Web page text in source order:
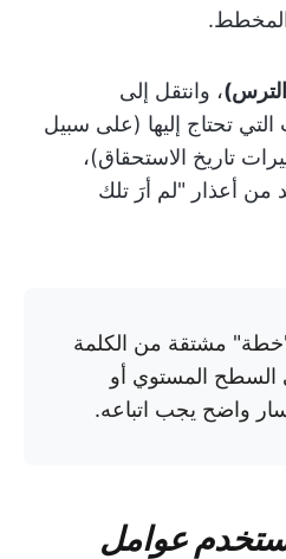
المخطط.
الترس)، وانتقل إلى
التي تحتاج إليها (على سبيل
تاريخ الاستحقاق)،
من أعذار "لم أرَ تلك
مشتقة من الكلمة
السطح المستوي أو
واضح يجب اتباعه.
رقم 7: استخدم عوامل